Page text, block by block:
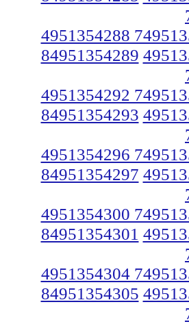
4951354288
84951354289
4951354292
84951354293
4951354296
84951354297
4951354300
84951354301
4951354304
84951354305